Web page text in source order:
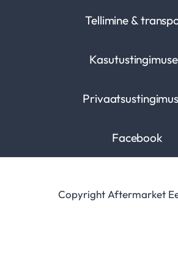
Tellimine &
Facebook
Copyright Aftermarket